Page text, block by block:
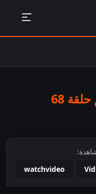
68
watchvideo